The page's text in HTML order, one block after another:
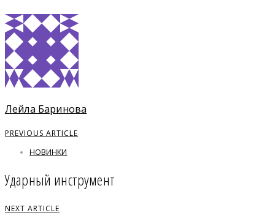
Лейла Баринова
PREVIOUS ARTICLE
НОВИНКИ
Ударный инструмент
NEXT ARTICLE